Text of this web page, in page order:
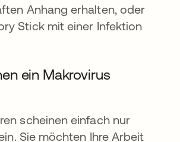
Anhang erhalten, oder
Stick mit einer Infektion
ein Makrovirus
scheinen einfach nur
Sie möchten Ihre Arbeit